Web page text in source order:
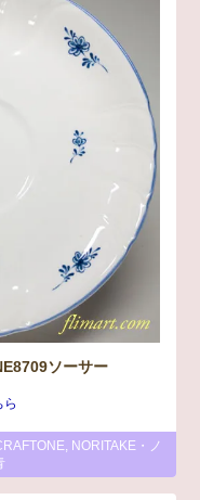
ソーサー
ら
NORITAKE・ノ